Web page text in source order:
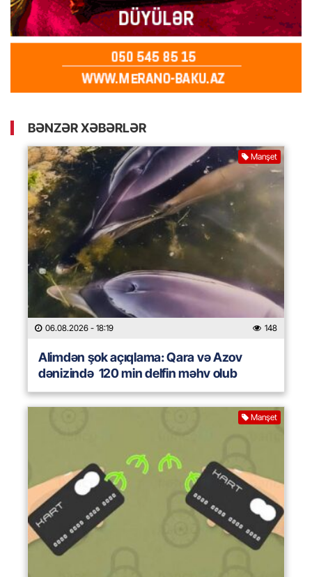
BƏNZƏR XƏBƏRLƏR
Manşet
06.08.2026 - 18:19 148
Alimdən şok açıqlama: Qara və Azov
dənizində 120 min delfin məhv olub
Manşet